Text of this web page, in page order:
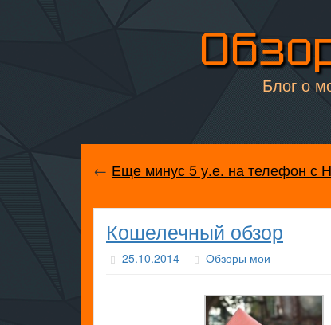
Блог о
← Еще минус 5 у.е. на телефон с
Кошелечный обзор
25.10.2014 Обзоры мои